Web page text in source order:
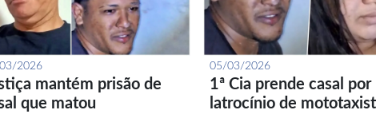
2026
mantém prisão de
que matou
05/03/2026
1ª Cia prende casal por
latrocínio de